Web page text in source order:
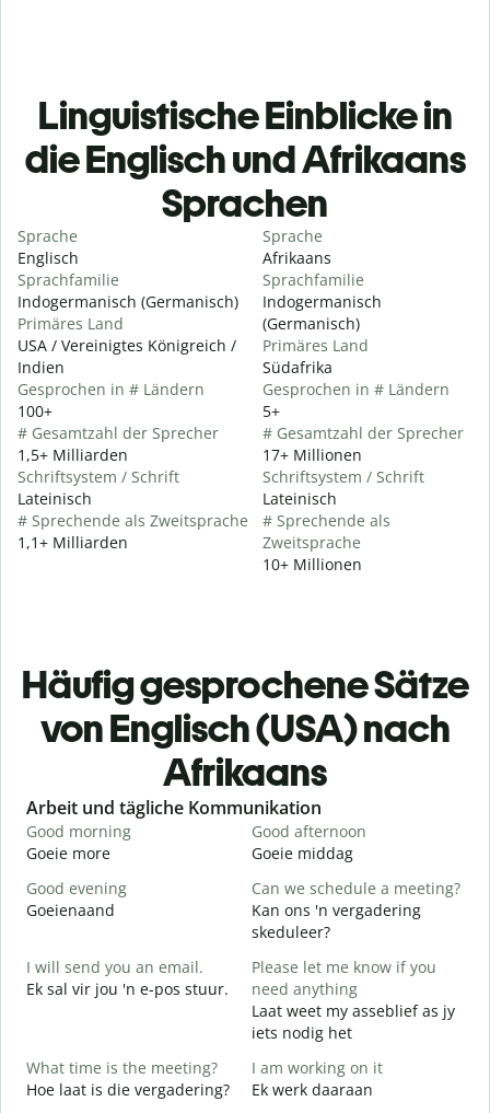
Linguistische Einblicke in
die Englisch und Afrikaans
Sprachen
Sprache
Englisch
Sprachfamilie
Indogermanisch (Germanisch)
Primäres Land
USA / Vereinigtes Königreich /
Indien
Gesprochen in # Ländern
100+
# Gesamtzahl der Sprecher
1,5+ Milliarden
Schriftsystem / Schrift
Lateinisch
# Sprechende als Zweitsprache
1,1+ Milliarden
Sprache
Afrikaans
Sprachfamilie
Indogermanisch
(Germanisch)
Primäres Land
Südafrika
Gesprochen in # Ländern
5+
# Gesamtzahl der Sprecher
17+ Millionen
Schriftsystem / Schrift
Lateinisch
# Sprechende als
Zweitsprache
10+ Millionen
Häufig gesprochene Sätze
von Englisch (USA) nach
Afrikaans
Slide 1 of 6
Arbeit und tägliche Kommunikation
Good morning
Goeie more
Good afternoon
Goeie middag
Good evening
Goeienaand
Can we schedule a meeting?
Kan ons 'n vergadering
skeduleer?
I will send you an email.
Ek sal vir jou 'n e-pos stuur.
Please let me know if you
need anything
Laat weet my asseblief as jy
iets nodig het
What time is the meeting?
Hoe laat is die vergadering?
I am working on it
Ek werk daaraan